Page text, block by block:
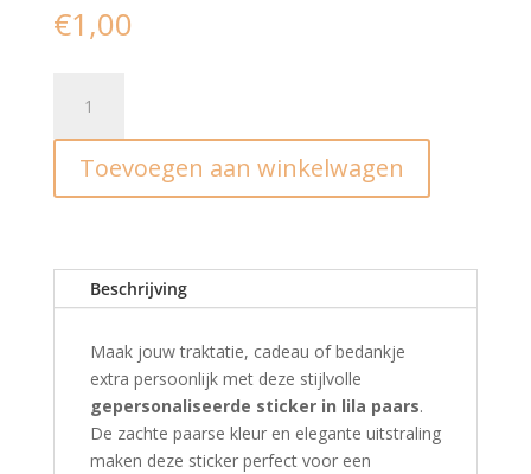
€1,00
gepersonaliseerd
lila
aantal
Toevoegen aan winkelwagen
Beschrijving
Maak jouw traktatie, cadeau of bedankje
extra persoonlijk met deze stijlvolle
gepersonaliseerde sticker in lila paars.
De zachte paarse kleur en elegante uitstraling
maken deze sticker perfect voor een